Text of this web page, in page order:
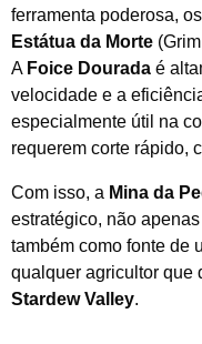
ferramenta poderosa,
Estátua da Morte
A Foice Dourada é
velocidade e a
especialmente útil na
requerem corte rápido,
Com isso, a Mina da
estratégico, não
também como fonte de
qualquer agricultor que
Stardew Valley.